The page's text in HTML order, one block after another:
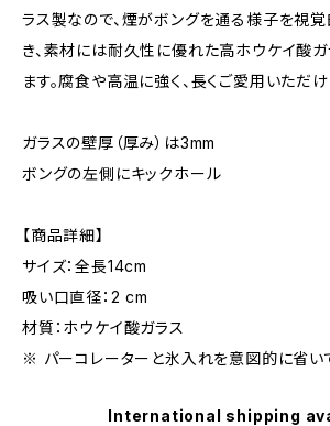
ラス製なので、煙がボングを通る様子を視
き、素材には耐久性に優れた高ホウケイ酸ガ
ます。腐食や高温に強く、長くご愛用いただけ
ガラスの壁厚（厚み）は3mm
ボングの左側にキックホール
【商品詳細】
サイズ：全長14cm
吸い口直径：2 cm
材質：ホウケイ酸ガラス
※ パーコレーターと氷入れを意図的に省い
International shipping